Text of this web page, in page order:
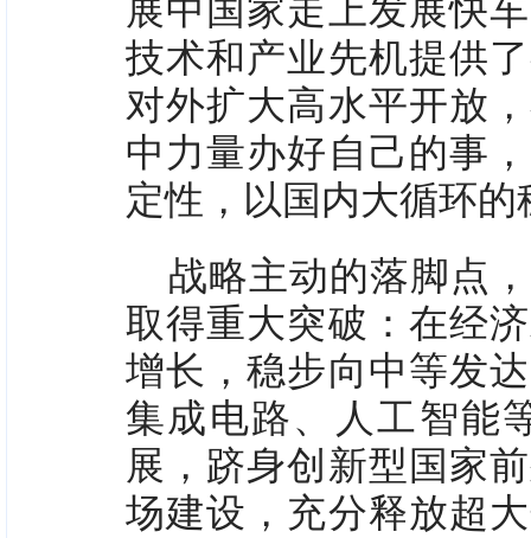
展中国家走上发展快
技术和产业先机提供
对外扩大高水平开放
中力量办好自己的事
定性，以国内大循环
战略主动的落脚点
取得重大突破：在经
增长，稳步向中等发
集成电路、人工智能
展，跻身创新型国家
场建设，充分释放超